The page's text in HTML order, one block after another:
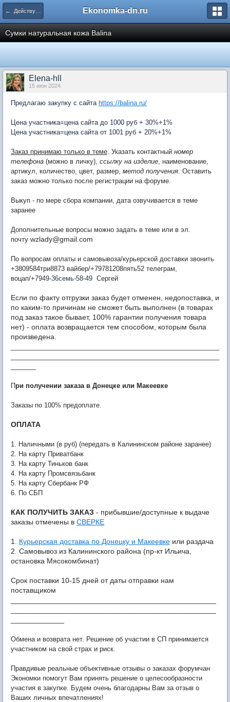
← Действующие закупки Ekonomka-dn.ru
Сумки натуральная кожа Balina
Elena-hll
15 июн 2024
Предлагаю закупку с сайта https://balina.ru/
Цена участника=цена сайта до 1000 руб + 30%+1%
Цена участника=цена сайта от 1001 руб + 20%+1%
Заказ принимаю только в теме. Указать контактный номер
телефона (можно в личку), ссылку на изделие, наименование,
артикул, количество, цвет, размер, метод получения. Оставить
заказ можно только после регистрации на форуме.
Выкуп - по мере сбора компании, дата озвучивается в теме
заранее
Дополнительные вопросы можно задать в теме или в эл.
почту wzlady@gmail.com
По вопросам оплаты и самовывоза/курьерской доставки звонить
+3809584три8873 вайбер/+79781208пять52 телеграм,
воцап/+7949-36семь-58-49 Сергей
Если по факту отгрузки заказ будет отменен, недопоставка, и
по каким-то причинам не сможет быть выполнен (в товарах
под заказ такое бывает, 100% гарантии получения товара
нет) - оплата возвращается тем способом, которым была
произведена.
При получении заказа в Донецке или Макеевке
Заказы по 100% предоплате.
ОПЛАТА
1. Наличными (в руб) (передать в Калининском районе заранее)
2. На карту Приватбанк
3. На карту Тиньков банк
4. На карту Промсвязьбанк
5. На карту Сбербанк РФ
6. По СБП
КАК ПОЛУЧИТЬ ЗАКАЗ - прибывшие/доступные к выдаче
заказы отмечены в СВЕРКЕ
1. Курьерская доставка по Донецку и Макеевке или раздача
2. Самовывоз из Калининского района (пр-кт Ильича,
остановка Мясокомбинат)
Срок поставки 10-15 дней от даты отправки нам
поставщиком
Обмена и возврата нет. Решение об участии в СП принимается
участником на свой страх и риск.
Правдивые реальные объективные отзывы о заказах форумчан
Экономки помогут Вам принять решение о целесообразности
участия в закупке. Будем очень благодарны Вам за отзыв о
Ваших личных впечатлениях!